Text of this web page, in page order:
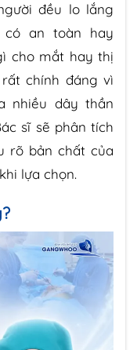
đều lo lắng
, có an toàn hay
cho mắt hay thị
chính đáng vì
nhiều dây thần
sĩ sẽ phân tích
rõ bản chất của
lựa chọn.